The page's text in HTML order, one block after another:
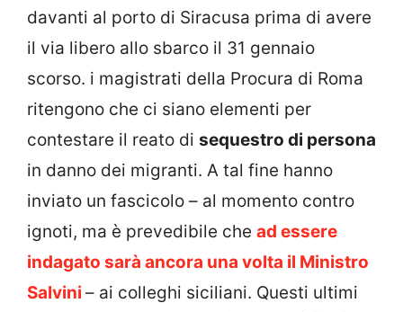
davanti al porto di Siracusa prima di avere
il via libero allo sbarco il 31 gennaio
scorso. i magistrati della Procura di Roma
ritengono che ci siano elementi per
contestare il reato di sequestro di persona
in danno dei migranti. A tal fine hanno
inviato un fascicolo – al momento contro
ignoti, ma è prevedibile che ad essere
indagato sarà ancora una volta il Ministro
Salvini – ai colleghi siciliani. Questi ultimi